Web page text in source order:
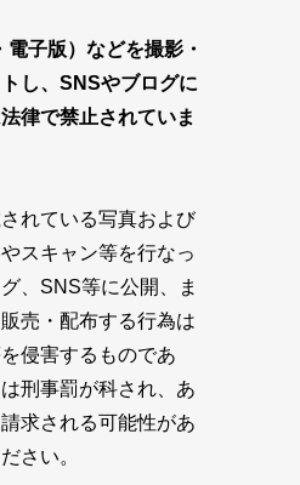
子版）などを撮影・
し、SNSやブログに
律で禁止されていま
れている写真および
スキャン等を行なっ
、SNS等に公開、ま
売・配布する行為は
侵害するものであ
刑事罰が科され、あ
求される可能性があ
さい。